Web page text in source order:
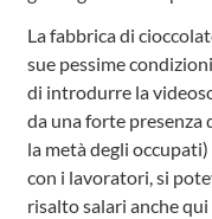
La fabbrica di
sue pessime
di introdurre la
da una forte
la metà degli
con i lavoratori, si
risalto salari anche